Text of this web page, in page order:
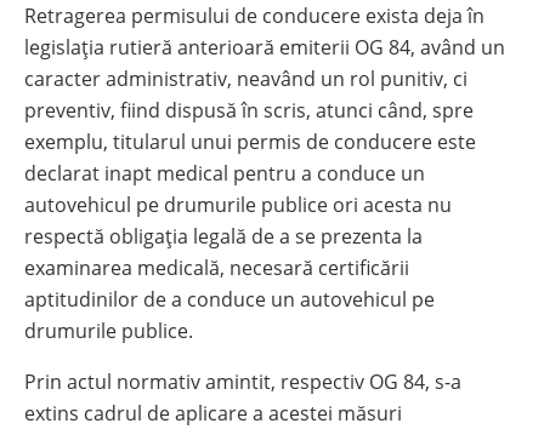
Retragerea permisului de conducere exista deja în
legislația rutieră anterioară emiterii OG 84, având un
caracter administrativ, neavând un rol punitiv, ci
preventiv, fiind dispusă în scris, atunci când, spre
exemplu, titularul unui permis de conducere este
declarat inapt medical pentru a conduce un
autovehicul pe drumurile publice ori acesta nu
respectă obligația legală de a se prezenta la
examinarea medicală, necesară certificării
aptitudinilor de a conduce un autovehicul pe
drumurile publice.
Prin actul normativ amintit, respectiv OG 84, s-a
extins cadrul de aplicare a acestei măsuri